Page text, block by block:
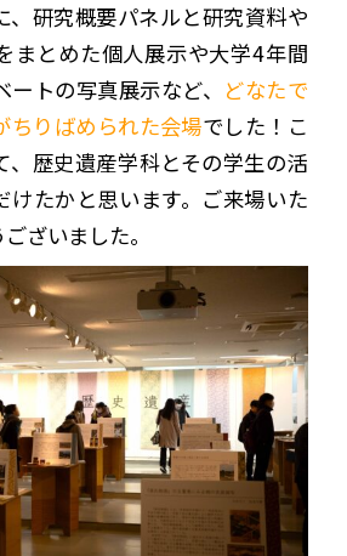
研究概要パネルと研究資料や
まとめた個人展示や大学4年間
ートの写真展示など、 どなたで
ちりばめられた会場でした！こ
、歴史遺産学科とその学生の活
けたかと思います。ご来場いた
ざいました。